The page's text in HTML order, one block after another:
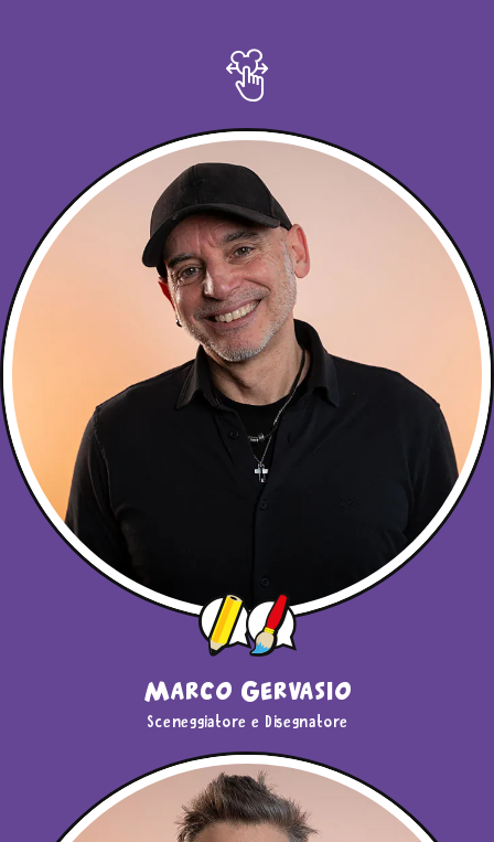
Marco Gervasio
Sceneggiatore e Disegnatore